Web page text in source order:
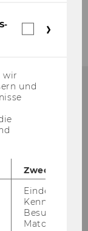
wir
und
Zweck
Eindeutige
Besuchers
Matomo.